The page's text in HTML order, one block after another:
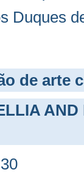
Duques
de arte